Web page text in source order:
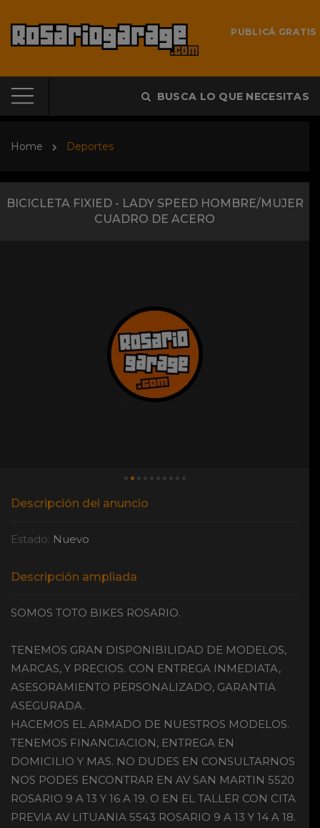
PUBLICÁ GRATIS
BUSCA LO QUE NECESITAS
Home Deportes
BICICLETA FIXIED - LADY SPEED HOMBRE/MUJER
CUADRO DE ACERO
Descripción del anuncio
Estado: Nuevo
Descripción ampliada
SOMOS TOTO BIKES ROSARIO.
TENEMOS GRAN DISPONIBILIDAD DE MODELOS,
MARCAS, Y PRECIOS. CON ENTREGA INMEDIATA,
ASESORAMIENTO PERSONALIZADO, GARANTIA
ASEGURADA.
HACEMOS EL ARMADO DE NUESTROS MODELOS.
TENEMOS FINANCIACION, ENTREGA EN
DOMICILIO Y MAS. NO DUDES EN CONSULTARNOS
NOS PODES ENCONTRAR EN AV SAN MARTIN 5520
ROSARIO 9 A 13 Y 16 A 19. O EN EL TALLER CON CITA
PREVIA AV LITUANIA 5543 ROSARIO 9 A 13 Y 14 A 18.